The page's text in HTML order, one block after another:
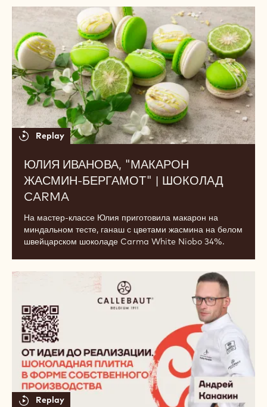
Replay
ФРАНК ХААСНУТ, "ШОКОЛАДНЫЙ
ТАРТ" | CACAO BARRY
Наблюдайте за работой виртуоза в процессе с
переводом на русский язык и приготовьте десерт по
рецепту Франка Хааснута.
ЮЛИЯ ИВАНОВА, "МАКАРОН
ЖАСМИН-БЕРГАМОТ" | ШОКОЛАД
CARMA
На мастер-классе Юлия приготовила макарон на
миндальном тесте, ганаш с цветами жасмина на белом
швейцарском шоколаде Carma White Niobo 34%.
Юлия
Иванова,
"Макарон
бергамот"